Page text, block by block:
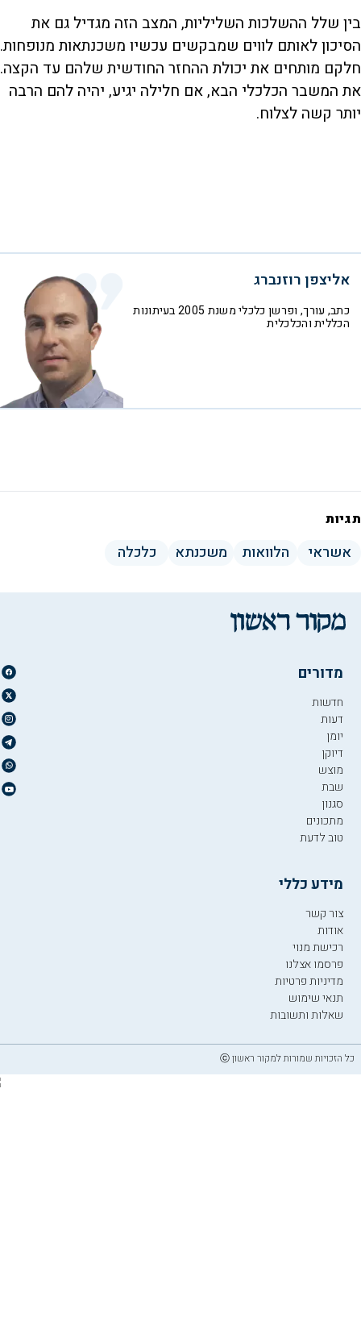
בין שלל ההשלכות השליליות, המצב הזה מגדיל גם את
הסיכון לאותם לווים שמבקשים עכשיו משכנתאות מנופחות.
חלקם מותחים את יכולת ההחזר החודשית שלהם עד הקצה.
את המשבר הכלכלי הבא, אם חלילה יגיע, יהיה להם הרבה
יותר קשה לצלוח.
אליצפן רוזנברג
כתב, עורך, ופרשן כלכלי משנת 2005 בעיתונות
הכללית והכלכלית
תגיות
אשראי הלוואות משכנתא כלכלה
מדורים
חדשות
דעות
יומן
דיוקן
מוצש
שבת
סגנון
מתכונים
טוב לדעת
מידע כללי
צור קשר
אודות
רכישת מנוי
פרסמו אצלנו
מדיניות פרטיות
תנאי שימוש
שאלות ותשובות
כל הזכויות שמורות למקור ראשון ⓒ